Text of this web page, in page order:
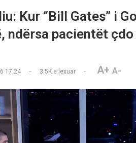
Kur “Bill Gates” i
ndërsa pacientët çdo
17:24 3.5Ke lexuar A+ A-